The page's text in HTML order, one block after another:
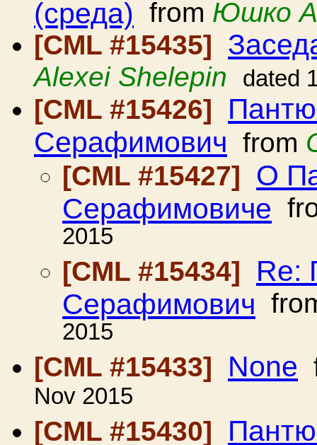
(среда) from Юшко
[CML #15435]
Alexei Shelepin dated
[CML #15426]
Серафимович from
[CML #15427]
О
Серафимовиче
2015
[CML #15434]
Re:
Серафимович
2015
[CML #15433]
None
Nov 2015
[CML #15430]